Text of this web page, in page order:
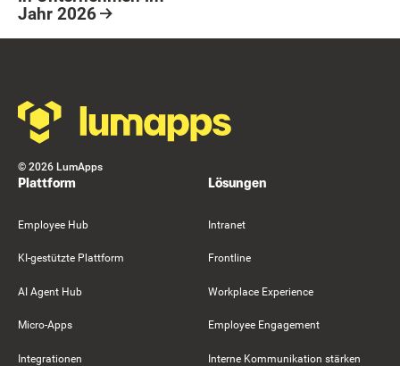
Jahr 2026
© 2026 LumApps
Plattform
Employee Hub
KI-gestützte Plattform
AI Agent Hub
Micro-Apps
Integrationen
Lösungen
Intranet
Frontline
Workplace Experience
Employee Engagement
Interne Kommunikation stärken